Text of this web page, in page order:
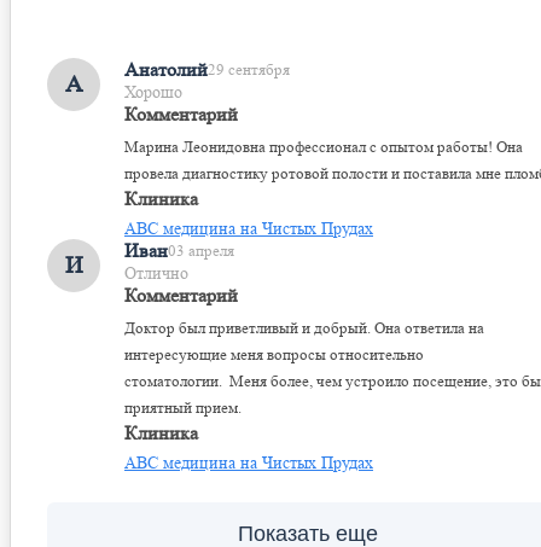
А
Анатолий29 сентября
Хорошо
Комментарий
Марина Леонидовна профессионал с опытом работы! Она
провела диагностику ротовой полости и поставила мне
Клиника
ABC медицина на Чистых Прудах
И
Иван03 апреля
Отлично
Комментарий
Доктор был приветливый и добрый. Она ответила на
интересующие меня вопросы относительно
стоматологии. Меня более, чем устроило посещение, это
приятный прием.
Клиника
ABC медицина на Чистых Прудах
Показать еще